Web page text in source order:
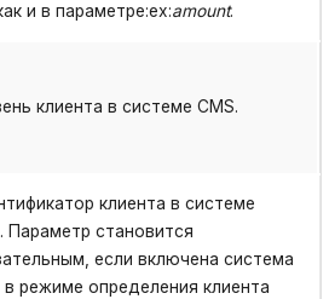
и в параметре:ex:amount.
клиента в системе CMS.
клиента в системе
Параметр становится
если включена система
в режиме определения клиента